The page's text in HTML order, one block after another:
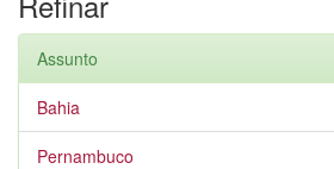
Assunto
Bahia
Pernambuco